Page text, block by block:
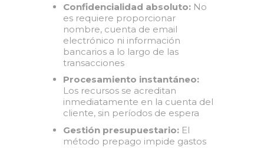
Confidencialidad absoluto:No
es requiere proporcionar
nombre, cuenta de email
electrónico ni información
bancarios a lo largo de las
transacciones
Procesamiento instantáneo:
Los recursos se acreditan
inmediatamente en la cuenta del
cliente, sin períodos de espera
Gestión presupuestario:El
método prepago impide gastos